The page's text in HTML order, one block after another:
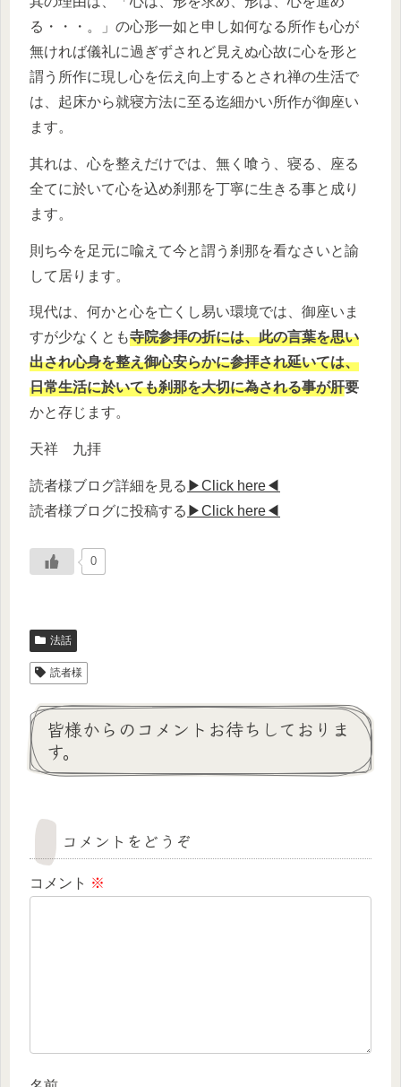
る・・・。」の心形一如と申し如何なる所作も心が
無ければ儀礼に過ぎずされど見えぬ心故に心を形と
謂う所作に現し心を伝え向上するとされ禅の生活で
は、起床から就寝方法に至る迄細かい所作が御座い
ます。
其れは、心を整えだけでは、無く喰う、寝る、座る
全てに於いて心を込め刹那を丁寧に生きる事と成り
ます。
則ち今を足元に喩えて今と謂う刹那を看なさいと諭
して居ります。
現代は、何かと心を亡くし易い環境では、御座いま
すが少なくとも寺院参拝の折には、此の言葉を思い
出され心身を整え御心安らかに参拝され延いては、
日常生活に於いても刹那を大切に為される事が肝要
かと存じます。
天祥 九拝
読者様ブログ詳細を見る ▶Click here◀
読者様ブログに投稿する ▶Click here◀
0
法話
読者様
皆様からのコメントお待ちしておりま
す。
コメントをどうぞ
コメント ※